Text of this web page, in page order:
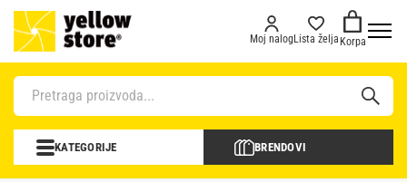
Moj nalogLista želja Korpa
KATEGORIJE BRENDOVI